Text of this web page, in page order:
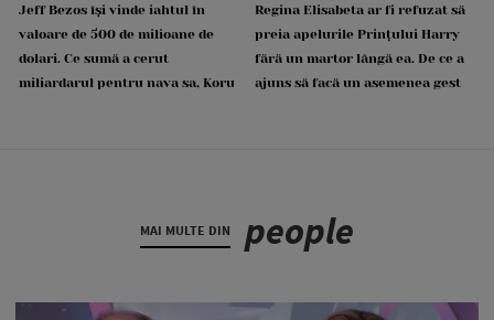
Jeff Bezos își vinde iahtul în
valoare de 500 de milioane de
dolari. Ce sumă a cerut
miliardarul pentru nava sa, Koru
Regina Elisabeta ar fi refuzat să
preia apelurile Prințului Harry
fără un martor lângă ea. De ce a
ajuns să facă un asemenea gest
MAI MULTE DIN people